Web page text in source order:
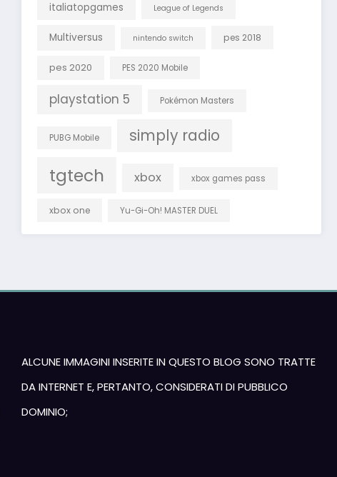
italiatopgames League of Legends
Multiversus nintendo switch pes 2018
pes 2020 PES 2020 Mobile
playstation 5 Pokémon Masters
PUBG Mobile simply radio
tgtech xbox xbox games pass
xbox one Yu-Gi-Oh! MASTER DUEL
ALCUNE IMMAGINI INSERITE IN QUESTO BLOG SONO TRATTE
DA INTERNET E, PERTANTO, CONSIDERATI DI PUBBLICO
DOMINIO;